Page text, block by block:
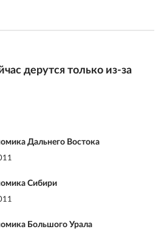
дерутся только из-за
Дальнего Востока
Сибири
Большого Урала